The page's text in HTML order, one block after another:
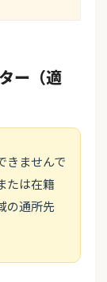
ー（適
きませんで
たは在籍
の通所先